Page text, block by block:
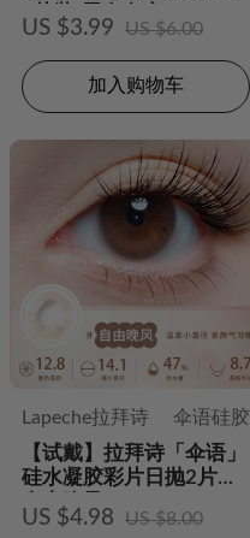
2片装-黑白奥义
US $3.99 US $6.00
加入购物车
Lapeche拉拜诗
伞语硅胶
【试戴】拉拜诗「伞语」
硅水凝胶彩片日抛2片装-
自由晚风
US $4.98 US $8.00